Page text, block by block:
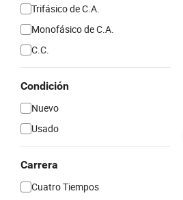
Trifásico de C.A.
Monofásico de C.A.
C.C.
Condición
Nuevo
Usado
Carrera
Cuatro Tiempos